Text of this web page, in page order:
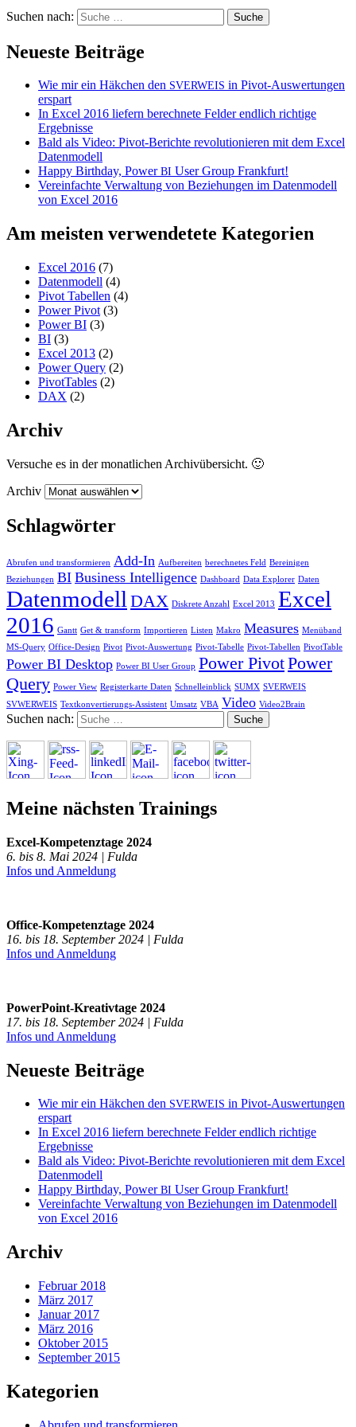
Suchen nach:
Neueste Beiträge
Wie mir ein Häkchen den SVERWEIS in Pivot-Auswertungen
erspart
In Excel 2016 liefern berechnete Felder endlich richtige
Ergebnisse
Bald als Video: Pivot-Berichte revolutionieren mit dem Excel
Datenmodell
Happy Birthday, PowerBI User Group Frankfurt!
Vereinfachte Verwaltung von Beziehungen im Datenmodell
von Excel 2016
Am meisten verwendetete Kategorien
Excel 2016 (7)
Datenmodell (4)
Pivot Tabellen (4)
Power Pivot (3)
Power BI (3)
BI (3)
Excel 2013 (2)
Power Query (2)
PivotTables (2)
DAX (2)
Archiv
Versuche es in der monatlichen Archivübersicht. 🙂
Archiv
Schlagwörter
Abrufen und transformieren Add-In Aufbereiten berechnetes Feld Bereinigen
Beziehungen BI Business Intelligence Dashboard Data Explorer Daten
Datenmodell DAX Diskrete Anzahl Excel 2013 Excel
2016 Gantt Get & transform Importieren Listen Makro Measures Menüband
MS-Query Office-Design Pivot Pivot-Auswertung Pivot-Tabelle Pivot-Tabellen PivotTable
Power BI Desktop Power BI User Group Power PivotPower
Query Power View Registerkarte Daten Schnelleinblick SUMX SVERWEIS
SVWERWEIS Textkonvertierungs-Assistent Umsatz VBA Video Video2Brain
Suchen nach:
Meine nächsten Trainings
Excel-Kompetenztage 2024
6. bis 8. Mai 2024 | Fulda
Infos und Anmeldung
Office-Kompetenztage 2024
16. bis 18. September 2024 | Fulda
Infos und Anmeldung
PowerPoint-Kreativtage 2024
17. bis 18. September 2024 | Fulda
Infos und Anmeldung
Neueste Beiträge
Wie mir ein Häkchen den SVERWEIS in Pivot-Auswertungen
erspart
In Excel 2016 liefern berechnete Felder endlich richtige
Ergebnisse
Bald als Video: Pivot-Berichte revolutionieren mit dem Excel
Datenmodell
Happy Birthday, PowerBI User Group Frankfurt!
Vereinfachte Verwaltung von Beziehungen im Datenmodell
von Excel 2016
Archiv
Februar 2018
März 2017
Januar 2017
März 2016
Oktober 2015
September 2015
Kategorien